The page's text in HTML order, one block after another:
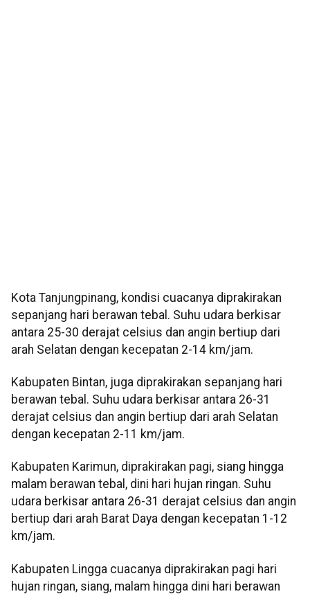
Kota Tanjungpinang, kondisi cuacanya diprakirakan
sepanjang hari berawan tebal. Suhu udara berkisar
antara 25-30 derajat celsius dan angin bertiup dari
arah Selatan dengan kecepatan 2-14 km/jam.
Kabupaten Bintan, juga diprakirakan sepanjang hari
berawan tebal. Suhu udara berkisar antara 26-31
derajat celsius dan angin bertiup dari arah Selatan
dengan kecepatan 2-11 km/jam.
Kabupaten Karimun, diprakirakan pagi, siang hingga
malam berawan tebal, dini hari hujan ringan. Suhu
udara berkisar antara 26-31 derajat celsius dan angin
bertiup dari arah Barat Daya dengan kecepatan 1-12
km/jam.
Kabupaten Lingga cuacanya diprakirakan pagi hari
hujan ringan, siang, malam hingga dini hari berawan